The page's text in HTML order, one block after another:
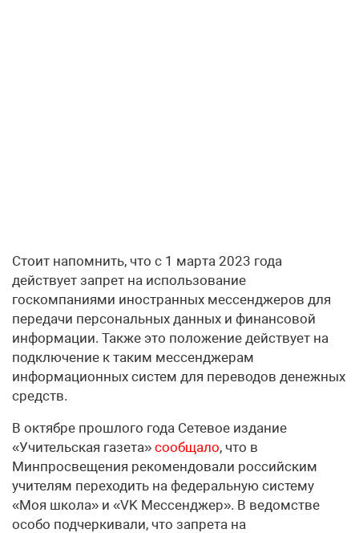
Стоит напомнить, что с 1 марта 2023 года
действует запрет на использование
госкомпаниями иностранных мессенджеров для
передачи персональных данных и финансовой
информации. Также это положение действует на
подключение к таким мессенджерам
информационных систем для переводов денежных
средств.
В октябре прошлого года Сетевое издание
«Учительская газета» сообщало, что в
Минпросвещения рекомендовали российским
учителям переходить на федеральную систему
«Моя школа» и «VK Мессенджер». В ведомстве
особо подчеркивали, что запрета на